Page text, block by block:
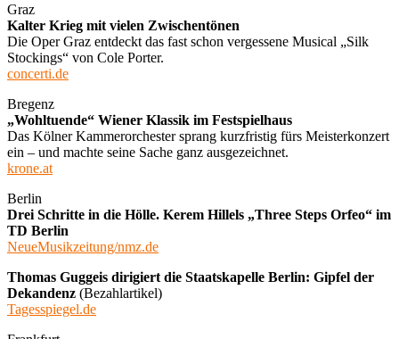
Graz
Kalter Krieg mit vielen Zwischentönen
Die Oper Graz entdeckt das fast schon vergessene Musical „Silk
Stockings“ von Cole Porter.
concerti.de
Bregenz
„Wohltuende“ Wiener Klassik im Festspielhaus
Das Kölner Kammerorchester sprang kurzfristig fürs Meisterkonzert
ein – und machte seine Sache ganz ausgezeichnet.
krone.at
Berlin
Drei Schritte in die Hölle. Kerem Hillels „Three Steps Orfeo“ im
TD Berlin
NeueMusikzeitung/nmz.de
Thomas Guggeis dirigiert die Staatskapelle Berlin: Gipfel der
Dekandenz (Bezahlartikel)
Tagesspiegel.de